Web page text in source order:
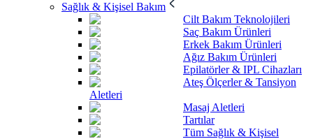
Sağlık & Kişisel Bakım
Cilt Bakım Teknolojileri
Saç Bakım Ürünleri
Erkek Bakım Ürünleri
Ağız Bakım Ürünleri
Epilatörler & IPL Cihazları
Ateş Ölçerler & Tansiyon
Aletleri
Masaj Aletleri
Tartılar
Tüm Sağlık & Kişisel